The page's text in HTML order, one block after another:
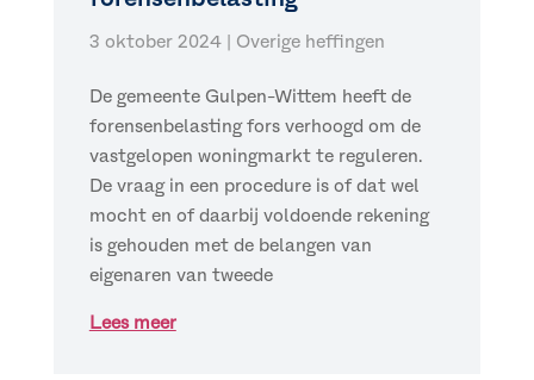
3 oktober 2024| Overige heffingen
De gemeente Gulpen-Wittem heeft de
forensenbelasting fors verhoogd om de
vastgelopen woningmarkt te reguleren.
De vraag in een procedure is of dat wel
mocht en of daarbij voldoende rekening
is gehouden met de belangen van
eigenaren van tweede
Lees meer